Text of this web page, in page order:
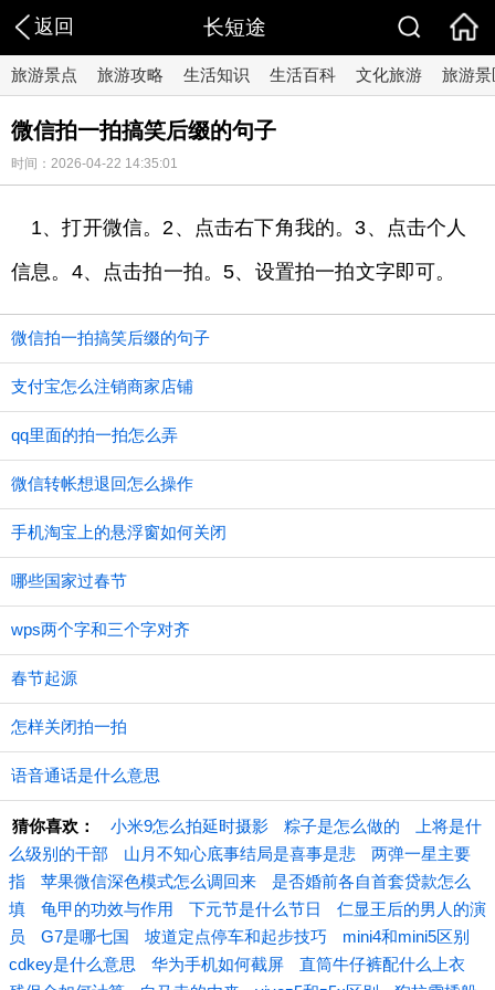
返回 长短途
旅游景点 旅游攻略 生活知识 生活百科 文化旅游 旅游景
微信拍一拍搞笑后缀的句子
时间：2026-04-22 14:35:01
1、打开微信。2、点击右下角我的。3、点击个人
信息。4、点击拍一拍。5、设置拍一拍文字即可。
微信拍一拍搞笑后缀的句子
支付宝怎么注销商家店铺
qq里面的拍一拍怎么弄
微信转帐想退回怎么操作
手机淘宝上的悬浮窗如何关闭
哪些国家过春节
wps两个字和三个字对齐
春节起源
怎样关闭拍一拍
语音通话是什么意思
猜你喜欢： 小米9怎么拍延时摄影 粽子是怎么做的
上将是什
么级别的干部
山月不知心底事结局是喜事是悲
两弹一星主要
指
苹果微信深色模式怎么调回来
是否婚前各自首套贷款怎么
填
龟甲的功效与作用 下元节是什么节日
仁显王后的男人的演
员
G7是哪七国 坡道定点停车和起步技巧
mini4和mini5区别
cdkey是什么意思
华为手机如何截屏
直筒牛仔裤配什么上衣